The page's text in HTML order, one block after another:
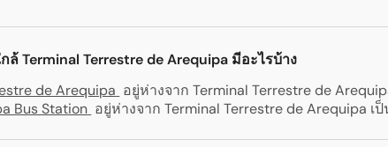
ล้ Terminal Terrestre de Arequipa มีอะไรบ้าง
de Arequipa อยู่ห่างจาก Terminal Terrestre de
Bus Station อยู่ห่างจาก Terminal Terrestre de Arequipa เ